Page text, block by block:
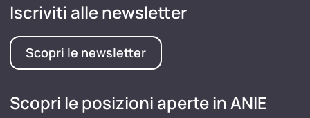
Iscriviti alle newsletter
Scopri le newsletter
Scopri le posizioni aperte in ANIE